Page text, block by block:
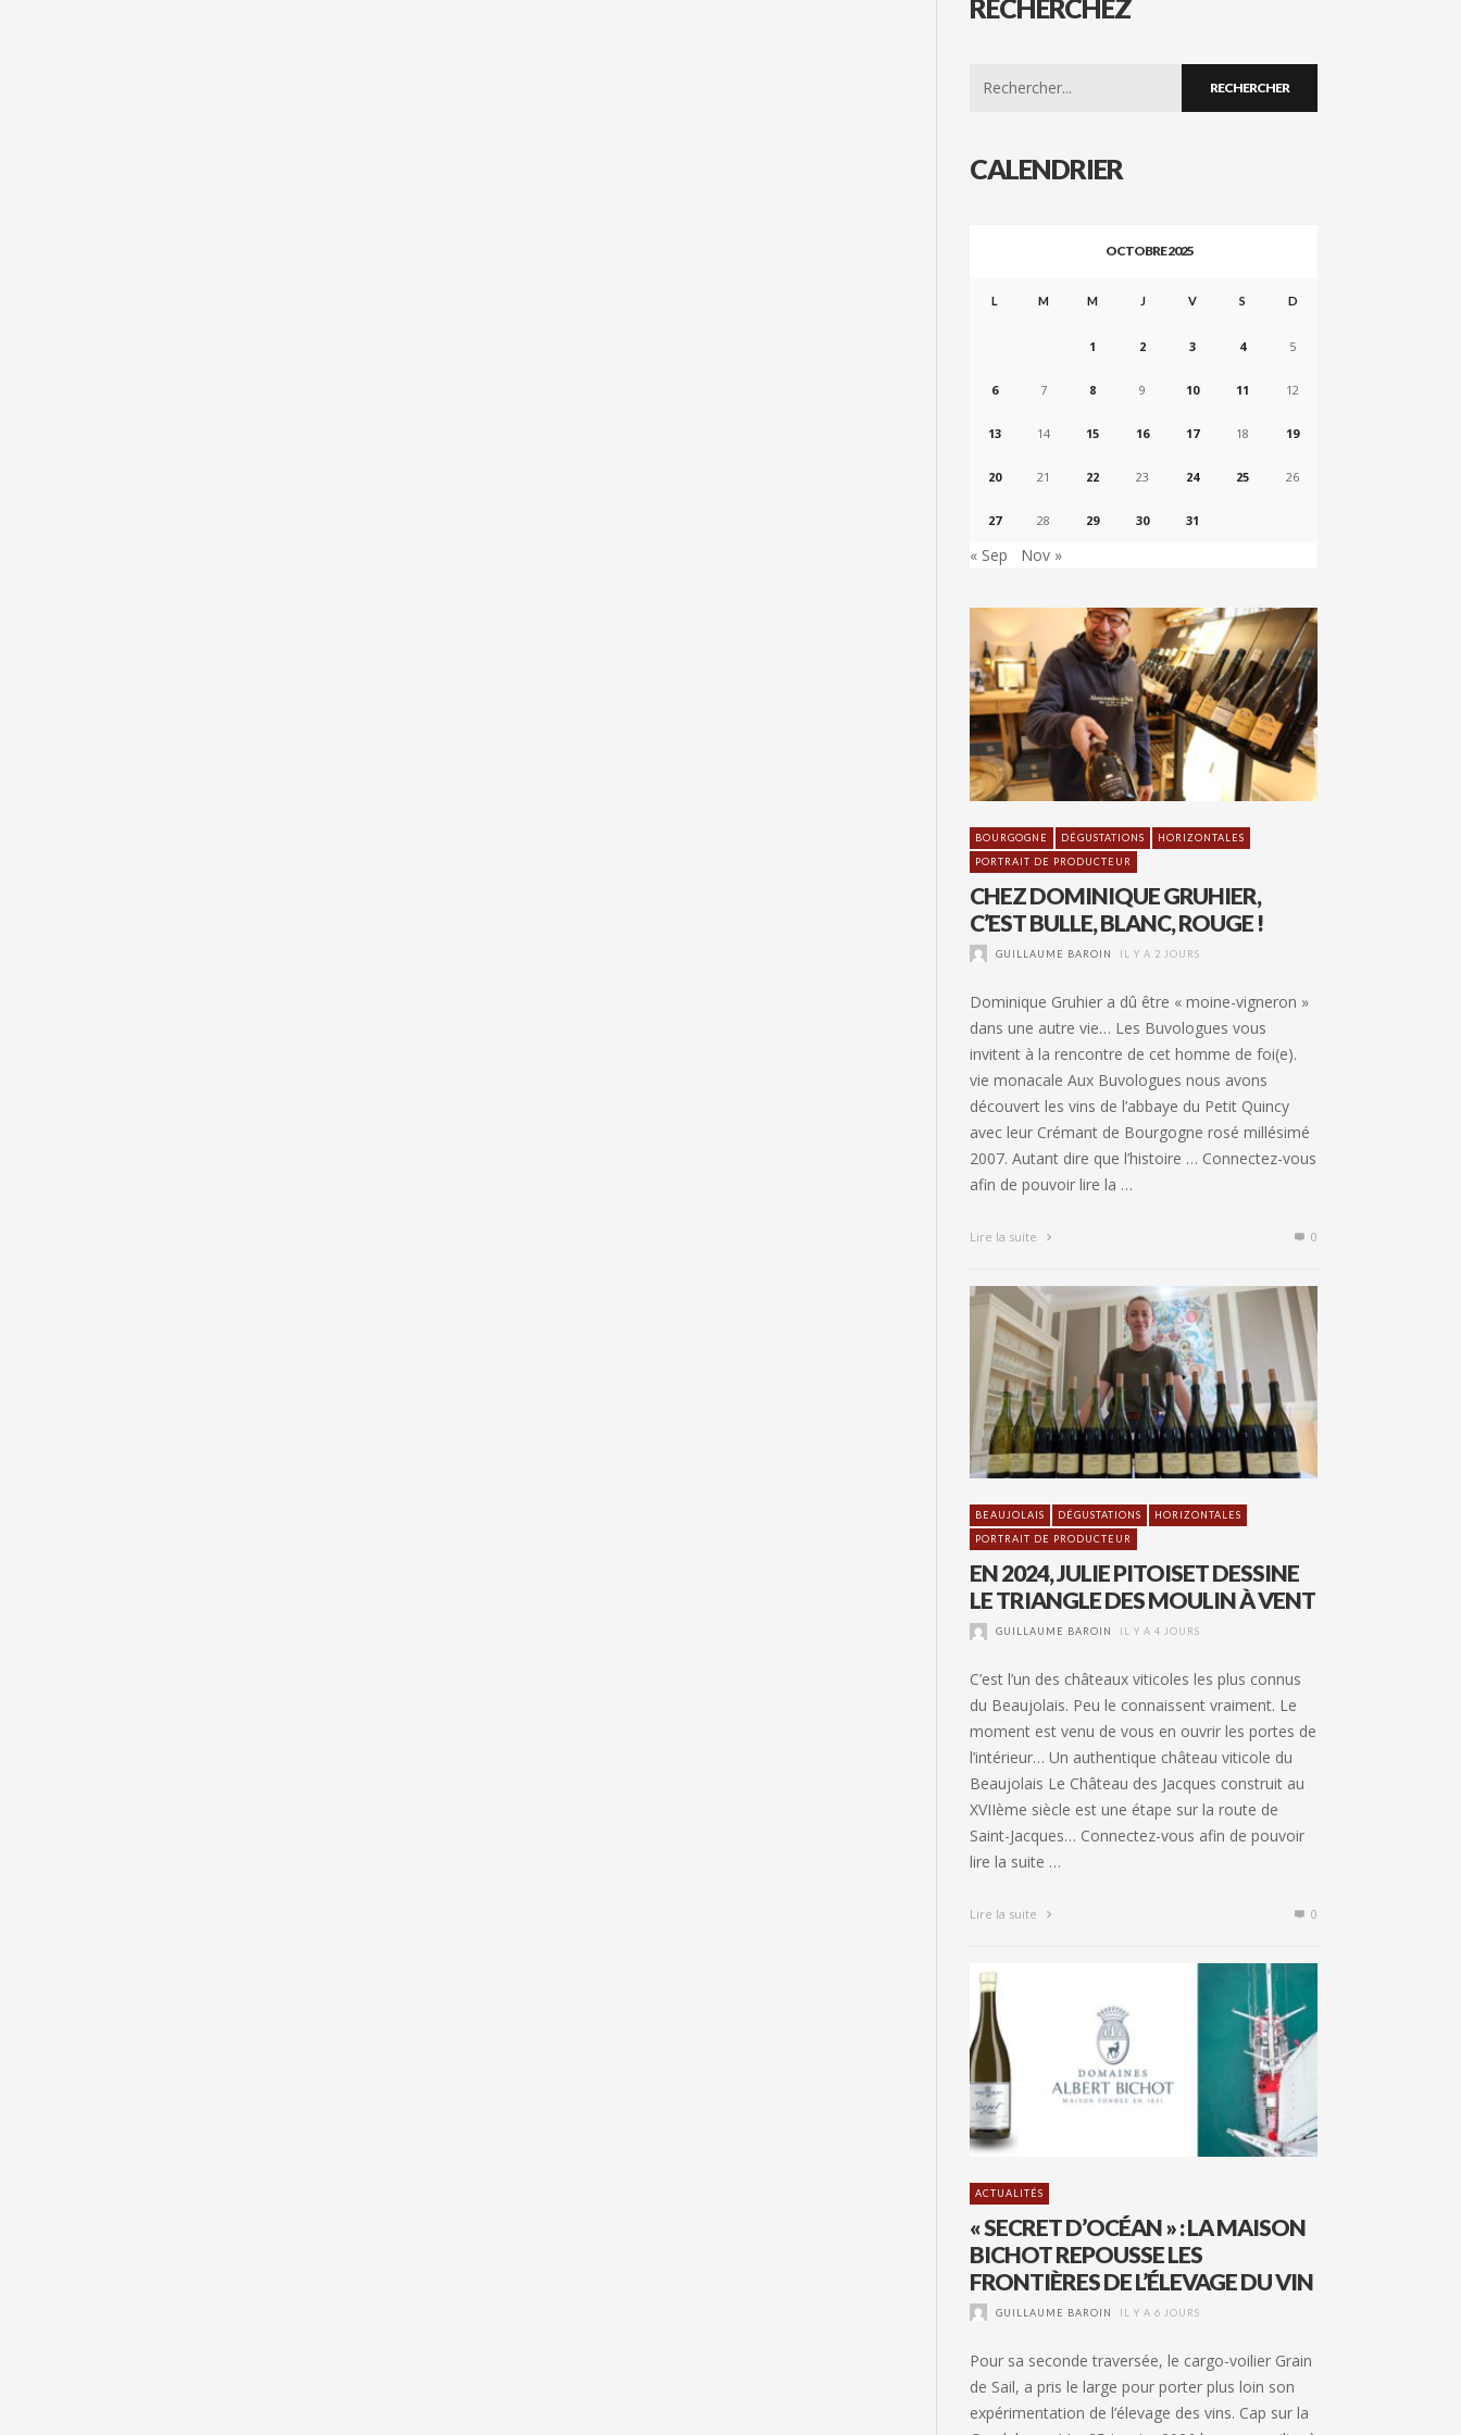
RECHERCHEZ
CALENDRIER
OCTOBRE 2025
L M M J V S D
1 2 3 4 5
6 7 8 9 10 11 12
13 14 15 16 17 18 19
20 21 22 23 24 25 26
27 28 29 30 31
« Sep Nov »
BOURGOGNE DÉGUSTATIONS
HORIZONTALES
PORTRAIT DE PRODUCTEUR
CHEZ DOMINIQUE GRUHIER,
C’EST BULLE, BLANC, ROUGE !
GUILLAUME BAROIN IL Y A 2 JOURS
Dominique Gruhier a dû être « moine-vigneron »
dans une autre vie… Les Buvologues vous
invitent à la rencontre de cet homme de foi(e).
vie monacale Aux Buvologues nous avons
découvert les vins de l’abbaye du Petit Quincy
avec leur Crémant de Bourgogne rosé millésimé
2007. Autant dire que l’histoire … Connectez-vous
afin de pouvoir lire la …
Lire la suite 0
BEAUJOLAIS DÉGUSTATIONS
HORIZONTALES
PORTRAIT DE PRODUCTEUR
EN 2024, JULIE PITOISET DESSINE
LE TRIANGLE DES MOULIN À VENT
GUILLAUME BAROIN IL Y A 4 JOURS
C’est l’un des châteaux viticoles les plus connus
du Beaujolais. Peu le connaissent vraiment. Le
moment est venu de vous en ouvrir les portes de
l’intérieur… Un authentique château viticole du
Beaujolais Le Château des Jacques construit au
XVIIème siècle est une étape sur la route de
Saint-Jacques… Connectez-vous afin de pouvoir
lire la suite …
Lire la suite 0
ACTUALITÉS
« SECRET D’OCÉAN » : LA MAISON
BICHOT REPOUSSE LES
FRONTIÈRES DE L’ÉLEVAGE DU VIN
GUILLAUME BAROIN IL Y A 6 JOURS
Pour sa seconde traversée, le cargo-voilier Grain
de Sail, a pris le large pour porter plus loin son
expérimentation de l’élevage des vins. Cap sur la